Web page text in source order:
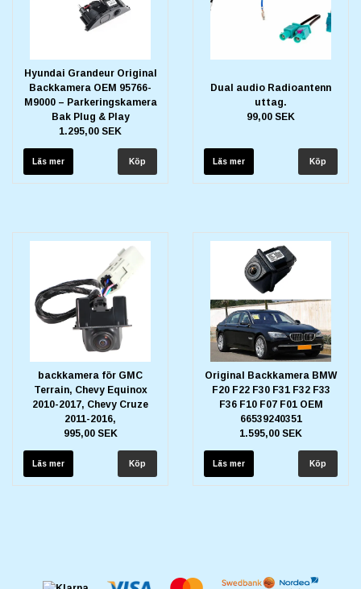
Hyundai Grandeur Original
Backkamera OEM 95766-
M9000 – Parkeringskamera
Bak Plug & Play
1.295,00 SEK
Läs mer
Dual audio Radioantenn
uttag.
99,00 SEK
Läs mer
backkamera för GMC
Terrain, Chevy Equinox
2010-2017, Chevy Cruze
2011-2016,
995,00 SEK
Läs mer
Original Backkamera BMW
F20 F22 F30 F31 F32 F33
F36 F10 F07 F01 OEM
66539240351
1.595,00 SEK
Läs mer